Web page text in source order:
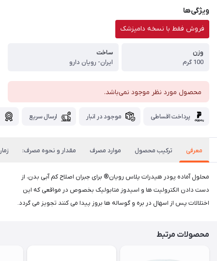
ویژگی‌ها
فروش فقط با نسخه دامپزشک
وزن
100 گرم
ساخت
ایران- رویان دارو
محصول مورد نظر موجود نمی‌باشد.
پرداخت اقساطی موجود در انبار ارسال سریع
معرفی ترکیب محصول موارد مصرف مقدار و نحوه مصرف:
محلول آماده پودر هیدرات پلا‌س رویان® برای جبران اصلاح کم آبی بدن، از
دست دادن الکترولیت ها و اسیدوز متابولیک بخصوص در مواقعی که این
اختلالات پس از اسهال در بره و گوساله ها بروز پیدا می کنند تجویز می گردد.
محصولات مرتبط